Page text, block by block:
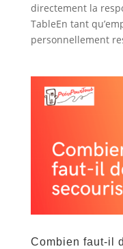
directement la
TableEn tant
personnellement
Combien faut-il